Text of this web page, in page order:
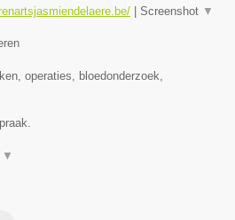
Screenshot ▼
operaties, bloedonderzoek,
▼